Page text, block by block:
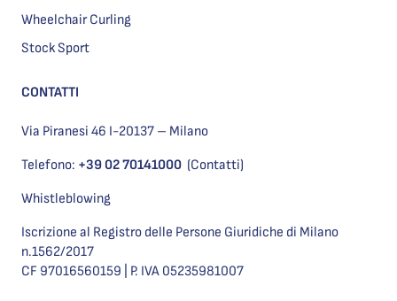
Wheelchair Curling
Stock Sport
CONTATTI
Via Piranesi 46 I-20137 – Milano
Telefono: +39 02 70141000 (Contatti)
Whistleblowing
Iscrizione al Registro delle Persone Giuridiche di Milano
n.1562/2017
CF 97016560159 | P. IVA 05235981007